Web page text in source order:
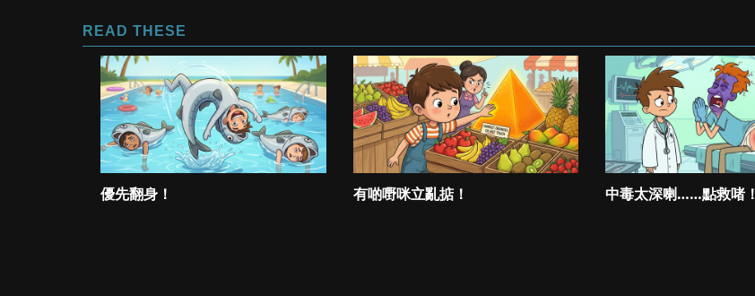
READ THESE
優先翻身！ 有啲嘢咪立亂掂！ 中毒太深喇……點救啫！